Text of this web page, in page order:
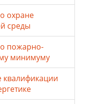
охране
среды
пожарно-
минимуму